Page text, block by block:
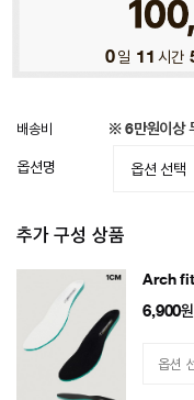
0일 11 시간
배송비 ※ 6만원이상
옵션명
추가 구성 상품
Arch
6,900원